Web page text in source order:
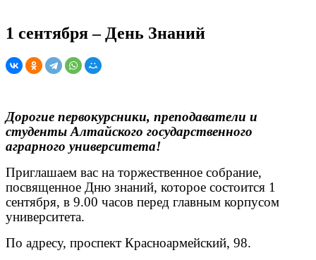
1 сентября – День Знаний
Дорогие первокурсники, преподаватели и
студенты Алтайского государственного
аграрного университета!
Приглашаем вас на торжественное собрание,
посвященное Дню знаний, которое состоится 1
сентября, в 9.00 часов перед главным корпусом
университета.
По адресу, проспект Красноармейский, 98.